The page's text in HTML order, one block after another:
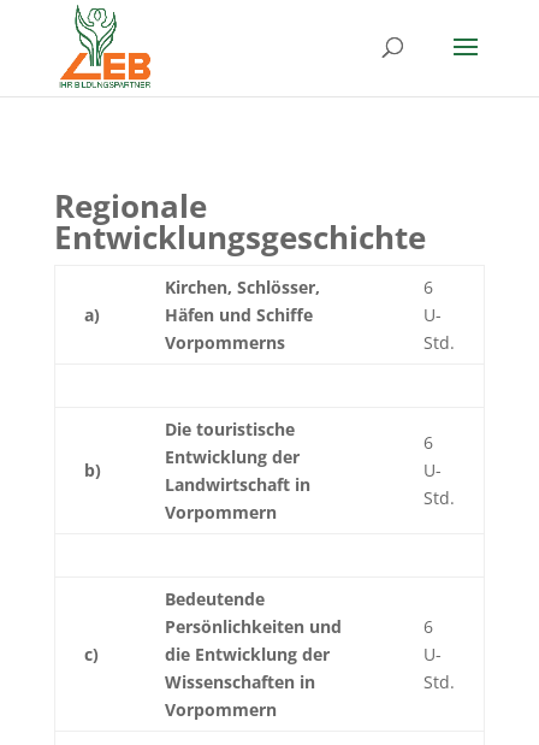
Regionale
Entwicklungsgeschichte
a)
Kirchen, Schlösser,
Häfen und Schiffe
Vorpommerns
6
U-
Std.
b)
Die touristische
Entwicklung der
Landwirtschaft in
Vorpommern
6
U-
Std.
c)
Bedeutende
Persönlichkeiten und
die Entwicklung der
Wissenschaften in
Vorpommern
6
U-
Std.